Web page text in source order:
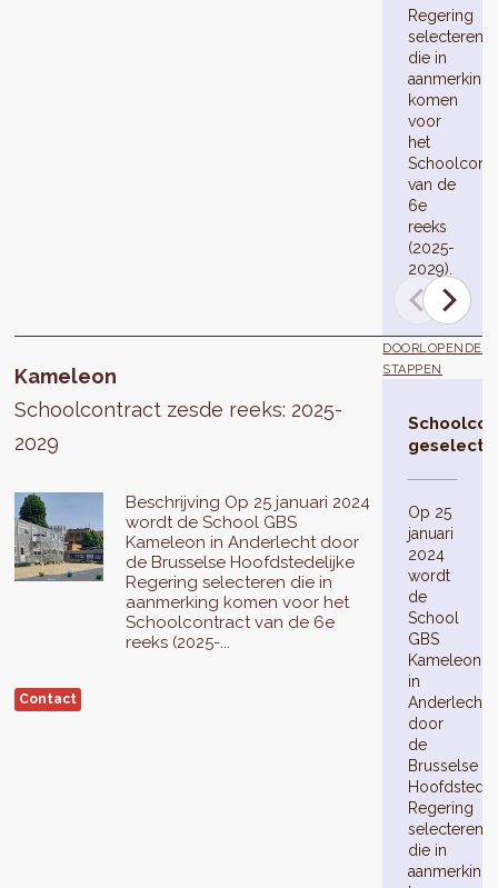
Regering
selecteren
die in
aanmerking
komen
voor
het
van de
6e
reeks
(2025-
2029).
Kameleon
Schoolcontract zesde reeks: 2025-
2029
Beschrijving Op 25 januari 2024
wordt de School GBS
Kameleon in Anderlecht door
de Brusselse Hoofdstedelijke
Regering selecteren die in
aanmerking komen voor het
Schoolcontract van de 6e
reeks (2025-...
Contact
DOORLOPENDE
STAPPEN
Op 25
januari
2024
wordt
de
School
GBS
Kameleon
in
Anderlecht
door
de
Brusselse
Regering
selecteren
die in
aanmerking